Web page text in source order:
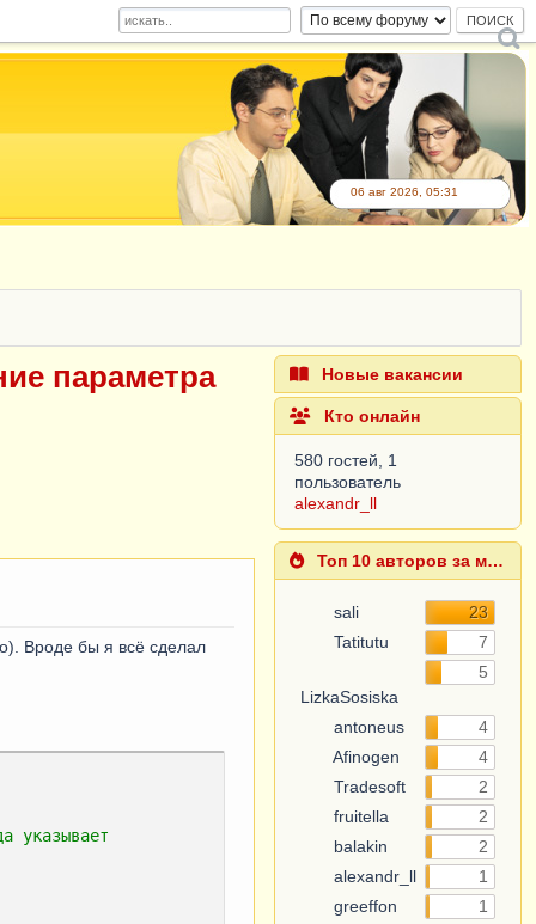
06 авг 2026, 05:31
параметра
Вроде бы я всё сделал
указывает
Новые вакансии
Кто онлайн
580 гостей, 1
пользователь
alexandr_ll
Топ 10 авторов за месяц
sali
23
Tatitutu
7
LizkaSosiska
5
antoneus
4
Afinogen
4
Tradesoft
2
fruitella
2
balakin
2
alexandr_ll
1
greeffon
1